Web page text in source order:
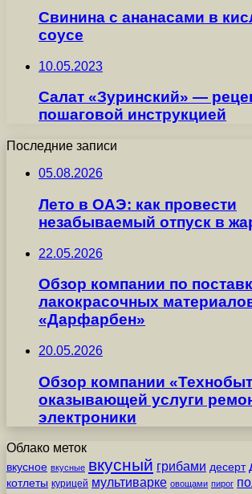
Свинина с ананасами в
соусе
10.05.2023
Салат «Зуринский» —
пошаговой инструкцией
Последние записи
05.08.2026
Лето в ОАЭ: как провести
незабываемый отпуск в
22.05.2026
Обзор компании по
лакокрасочных
«Дарфарбен»
20.05.2026
Обзор компании
оказывающей услуги
электроники
Облако меток
вкусное вкусные вкусный грибами десерт
котлеты курицей мультиварке овощами пирог